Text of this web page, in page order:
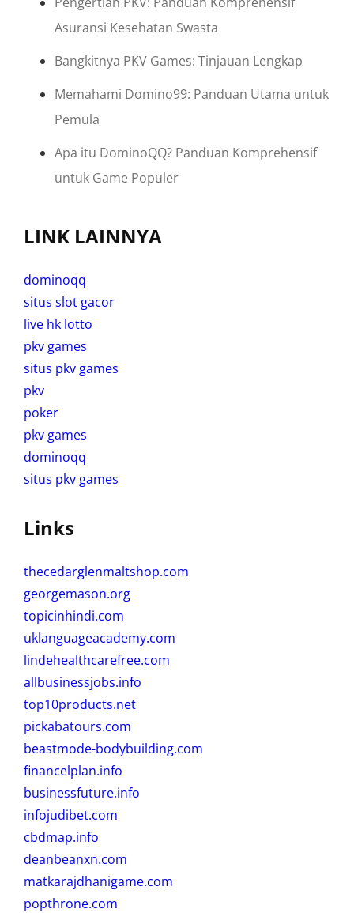
Asuransi Kesehatan Swasta
Bangkitnya PKV Games: Tinjauan Lengkap
Memahami Domino99: Panduan Utama untuk
Pemula
Apa itu DominoQQ? Panduan Komprehensif
untuk Game Populer
LINK LAINNYA
dominoqq
situs slot gacor
live hk lotto
pkv games
situs pkv games
pkv
poker
pkv games
dominoqq
situs pkv games
Links
thecedarglenmaltshop.com
georgemason.org
topicinhindi.com
uklanguageacademy.com
lindehealthcarefree.com
allbusinessjobs.info
top10products.net
pickabatours.com
beastmode-bodybuilding.com
financelplan.info
businessfuture.info
infojudibet.com
cbdmap.info
deanbeanxn.com
matkarajdhanigame.com
popthrone.com